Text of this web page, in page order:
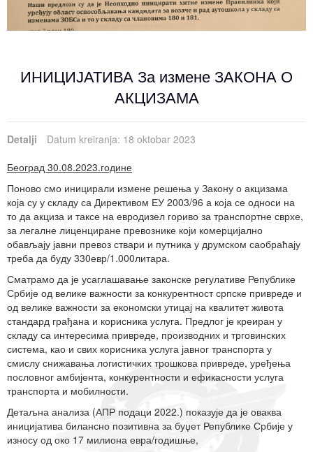
ИНИЦИЈАТИВА За измене ЗАКОНА О
АКЦИЗАМА
Detalji
Datum kreiranja: 18 oktobar 2023
Београд 30.08.2023.године
Поново смо иницирали измене решења у Закону о акцизама
која су у складу са Директивом ЕУ 2003/96 а која се односи на
то да акциза и таксе на евродизел гориво за транспортне сврхе,
за легалне лиценциране превознике који комерцијално
обављају јавни превоз ствари и путника у друмском саобраћају
треба да буду 330евр/1.000литара.
Сматрамо да је усаглашавање законске регулативе Републике
Србије од велике важности за конкурентност српске привреде и
од велике важности за економски утицај на квалитет живота
стандард грађана и корисника услуга. Предлог је креиран у
складу са интересима привреде, производних и трговинских
система, као и свих корисника услуга јавног транспорта у
смислу снижавања логистичких трошкова привреде, уређења
пословног амбијента, конкурентности и ефикасности услуга
транспорта и мобилности.
Детаљна анализа (АПР подаци 2022.) показује да је оваква
иницијатива билансно позитивна за буџет Републике Србије у
износу од око 17 милиона евра/годишње,